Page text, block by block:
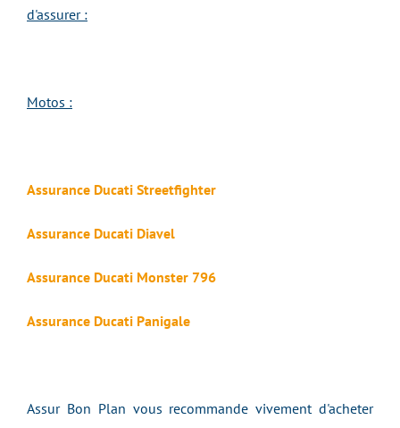
d'assurer :
Motos :
Assurance Ducati Streetfighter
Assurance Ducati Diavel
Assurance Ducati Monster 796
Assurance Ducati Panigale
Assur Bon Plan vous recommande vivement d'acheter